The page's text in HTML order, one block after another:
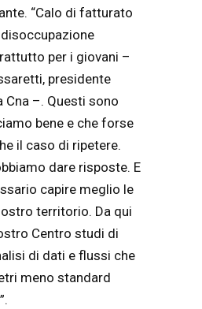
“Calo di fatturato
per i giovani –
presidente
Cna –. Questi sono
bene e che forse
il caso di ripetere.
dare risposte. E
capire meglio le
territorio. Da qui
Centro studi di
di dati e flussi che
meno standard